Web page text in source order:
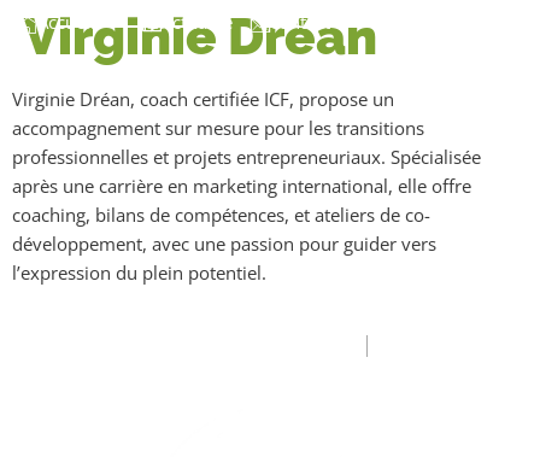
Accueil - Actualité contact
Virginie Dréan
Virginie Dréan, coach certifiée ICF, propose un
accompagnement sur mesure pour les transitions
professionnelles et projets entrepreneuriaux. Spécialisée
après une carrière en marketing international, elle offre
coaching, bilans de compétences, et ateliers de co-
développement, avec une passion pour guider vers
l’expression du plein potentiel.